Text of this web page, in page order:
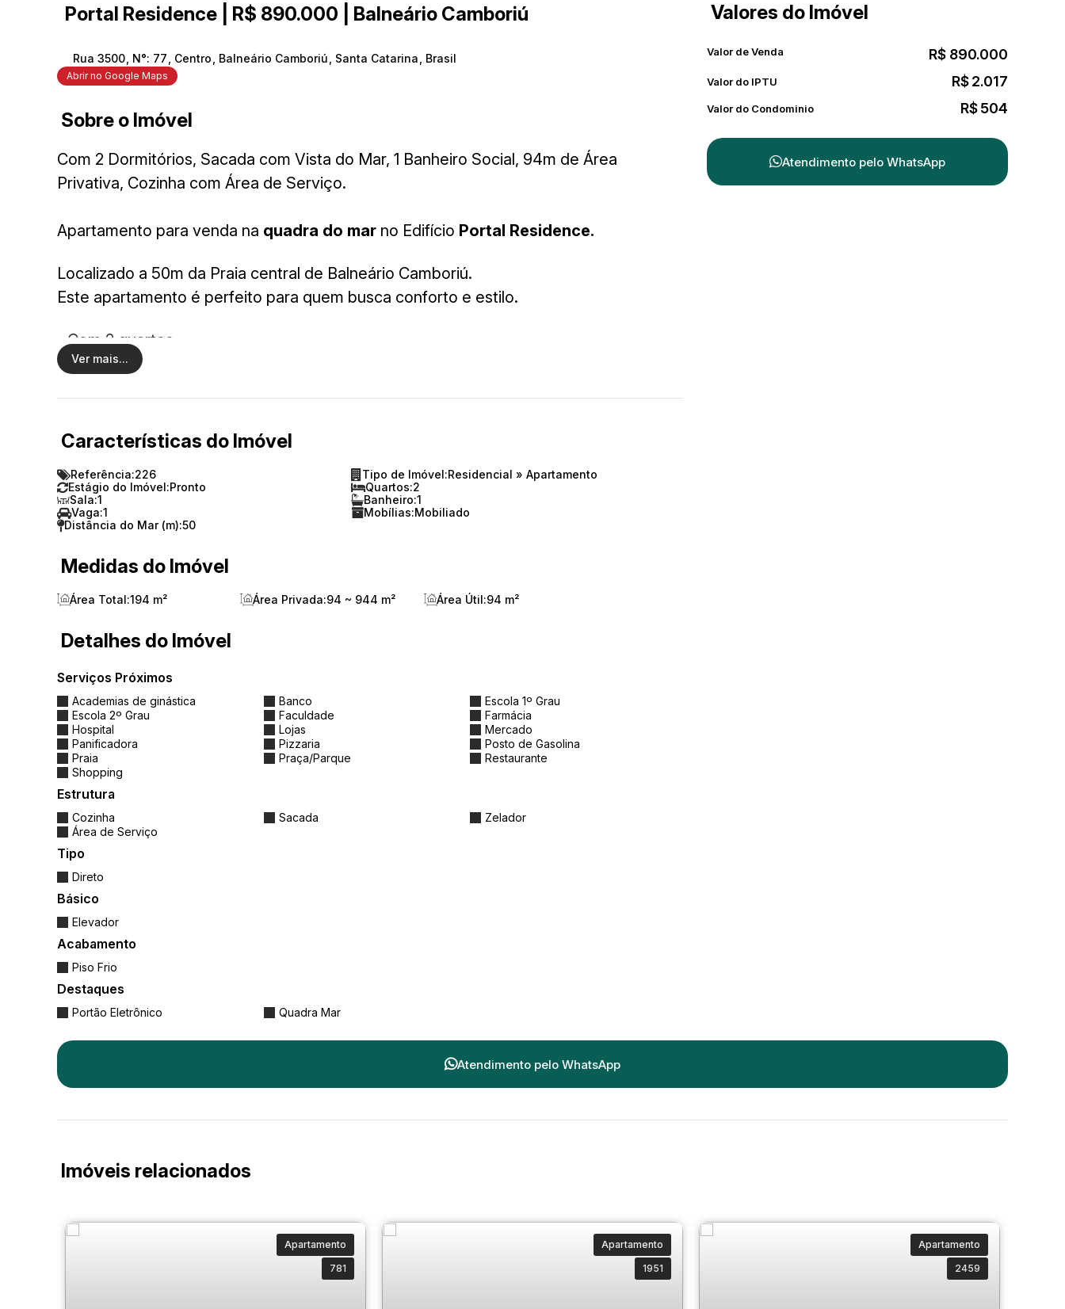
Portal Residence | R$ 890.000 | Balneário Camboriú
Rua 3500 N°: 77 Centro Balneário Camboriú Santa Catarina Brasil
Abrir no Google Maps
Sobre o Imóvel
Com 2 Dormitórios, Sacada com Vista do Mar, 1 Banheiro Social, 94m de Área
Privativa, Cozinha com Área de Serviço.
Apartamento para venda na quadra do mar no Edifício Portal Residence.
Localizado a 50m da Praia central de Balneário Camboriú.
Este apartamento é perfeito para quem busca conforto e estilo.
- Com 2 quartos,
- 1 banheiro,
Este apartamento é ideal para quem deseja viver em um local próximo ao
Não perca essa oportunidade única!
Entre em contato e agende uma visita para conhecer seu nova moradia.
INFORMAÇÕES PARA INVESTIDOR
Esse apartamento é Ideal para quem tem interesse em colocar para aluguel de
Ver mais...
Características do Imóvel
Referência:226 Tipo de Imóvel:Residencial » Apartamento
Estágio do Imóvel:Pronto Quartos:2
Sala:1 Banheiro:1
Vaga:1 Mobílias:Mobiliado
Distância do Mar (m):50
Medidas do Imóvel
Área Total:194 m² Área Privada:94 ~ 944 m² Área Útil:94 m²
Detalhes do Imóvel
Serviços Próximos
Academias de ginástica Banco
Escola 1º Grau
Escola 2º Grau
Faculdade
Farmácia
Hospital
Lojas
Mercado
Panificadora
Pizzaria
Posto de Gasolina
Praia
Praça/Parque
Restaurante
Shopping
Estrutura
Cozinha Sacada
Zelador
Área de Serviço
Tipo
Direto
Básico
Elevador
Acabamento
Piso Frio
Destaques
Portão Eletrônico Quadra Mar
Valores do Imóvel
R$ 890.000
Valor de Venda
Valor do IPTU R$2.017
Valor do Condominio R$504
Atendimento pelo WhatsApp
Atendimento pelo WhatsApp
Imóveis relacionados
Apartamento
781
Apartamento
1951
Apartamento
2459